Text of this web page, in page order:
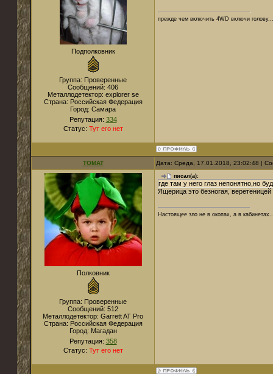
Подполковник
Группа: Проверенные
Сообщений: 406
Металлодетектор: explorer se
Страна: Российская Федерация
Город: Самара
Репутация: 334
Статус: Тут его нет
прежде чем включить 4WD включи голову...
TOMAT Дата: Среда, 17.01.2018, 23:02:48 |
Полковник
Группа: Проверенные
Сообщений: 512
Металлодетектор: Garrett AT Pro
Страна: Российская Федерация
Город: Магадан
Репутация: 358
Статус: Тут его нет
писал(а):
где там у него глаз непонятно,но
Ящерица это безногая, веретеницей
Настоящее зло не в окопах, а в